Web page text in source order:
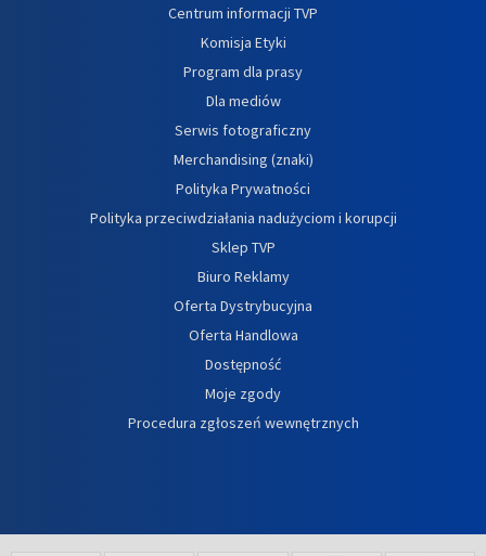
Centrum informacji TVP
Komisja Etyki
Program dla prasy
Dla mediów
Serwis fotograficzny
Merchandising (znaki)
Polityka Prywatności
Polityka przeciwdziałania nadużyciom i korupcji
Sklep TVP
Biuro Reklamy
Oferta Dystrybucyjna
Oferta Handlowa
Dostępność
Moje zgody
Procedura zgłoszeń wewnętrznych